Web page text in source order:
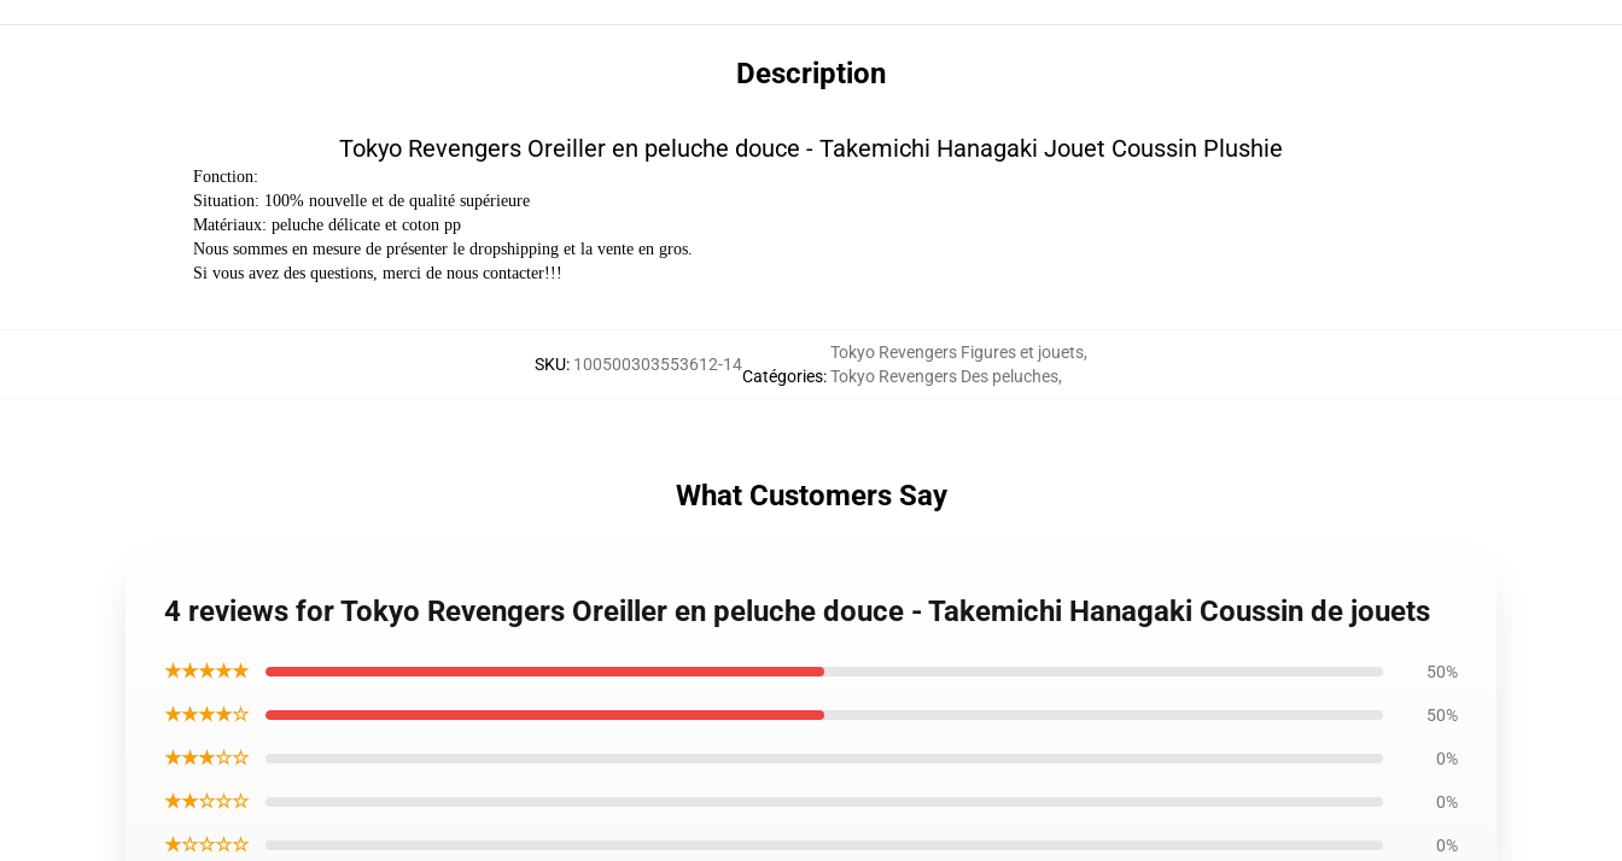
Description
Tokyo Revengers Oreiller en peluche douce - Takemichi Hanagaki Jouet Coussin Plushie
Fonction:
Situation: 100% nouvelle et de qualité supérieure
Matériaux: peluche délicate et coton pp
Nous sommes en mesure de présenter le dropshipping et la vente en gros.
Si vous avez des questions, merci de nous contacter!!!
SKU: 100500303553612-14
Catégories:
Tokyo Revengers Figures et jouets,
Tokyo Revengers Des peluches,
What Customers Say
4 reviews for Tokyo Revengers Oreiller en peluche douce - Takemichi Hanagaki Coussin de jouets
★★★★★ 50%
★★★★☆ 50%
★★★☆☆ 0%
★★☆☆☆ 0%
★☆☆☆☆ 0%